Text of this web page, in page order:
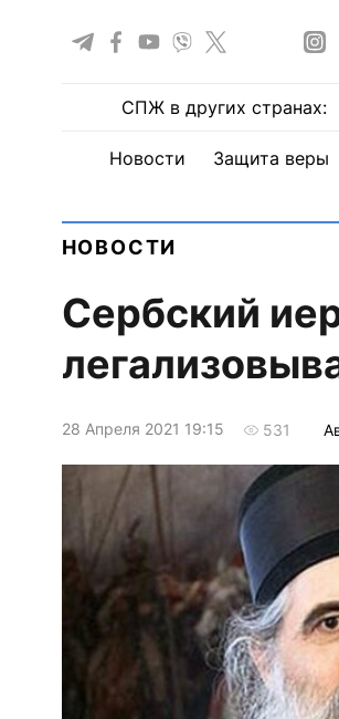
СПЖ в других странах:
Новости Защита веры
НОВОСТИ
Сербский
28 Апреля 2021 19:15 531